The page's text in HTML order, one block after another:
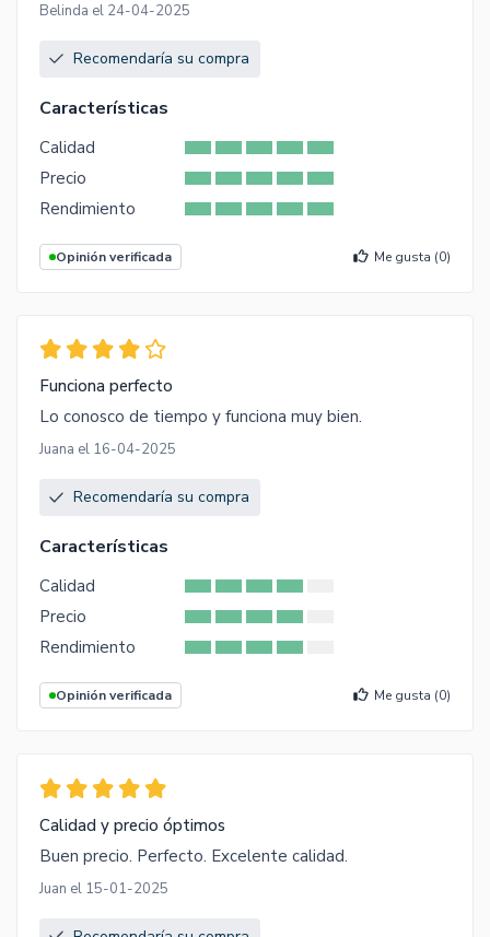
Belinda el 24-04-2025
Recomendaría su compra
Características
Calidad
Precio
Rendimiento
Opinión verificada Me gusta (0)
Funciona perfecto
Lo conosco de tiempo y funciona muy bien.
Juana el 16-04-2025
Recomendaría su compra
Características
Calidad
Precio
Rendimiento
Opinión verificada Me gusta (0)
Calidad y precio óptimos
Buen precio. Perfecto. Excelente calidad.
Juan el 15-01-2025